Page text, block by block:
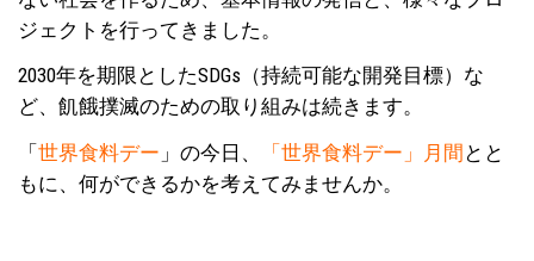
ジェクトを行ってきました。
2030年を期限としたSDGs（持続可能な開発目標）な
ど、飢餓撲滅のための取り組みは続きます。
「世界食料デー 」の今日、 「世界食料デー」月間 とと
もに、何ができるかを考えてみませんか。